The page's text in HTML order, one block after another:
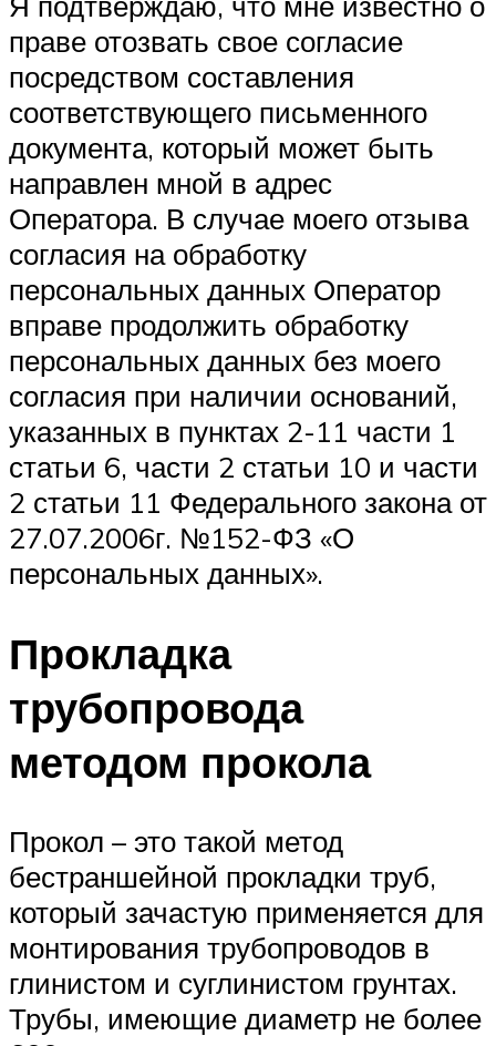
праве отозвать свое согласие
посредством составления
соответствующего письменного
документа, который может быть
направлен мной в адрес
Оператора. В случае моего отзыва
согласия на обработку
персональных данных Оператор
вправе продолжить обработку
персональных данных без моего
согласия при наличии оснований,
указанных в пунктах 2-11 части 1
статьи 6, части 2 статьи 10 и части
2 статьи 11 Федерального закона от
27.07.2006г. №152-ФЗ «О
персональных данных».
Прокладка
трубопровода
методом прокола
Прокол – это такой метод
бестраншейной прокладки труб,
который зачастую применяется для
монтирования трубопроводов в
глинистом и суглинистом грунтах.
Трубы, имеющие диаметр не более